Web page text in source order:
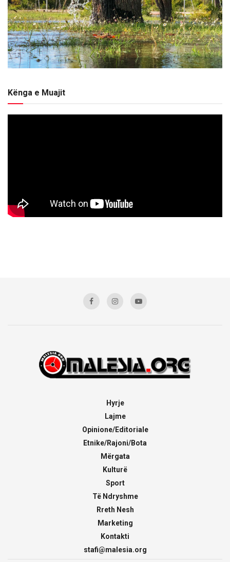
Kënga e Muajit
Hyrje
Lajme
Opinione/Editoriale
Etnike/Rajoni/Bota
Mërgata
Kulturë
Sport
Të Ndryshme
Rreth Nesh
Marketing
Kontakti
stafi@malesia.org